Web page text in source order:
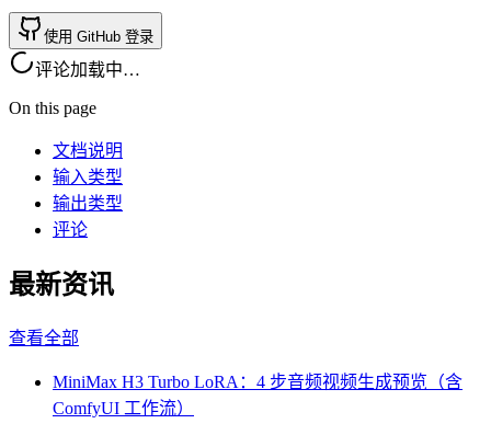
使用 GitHub 登录
评论加载中…
On this page
文档说明
输入类型
输出类型
评论
最新资讯
查看全部
MiniMax H3 Turbo LoRA：4 步音频视频生成预览（含
ComfyUI 工作流）